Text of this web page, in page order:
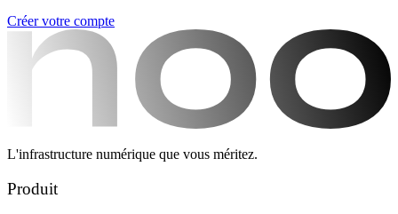
Créer votre compte
L'infrastructure numérique que vous méritez.
Produit